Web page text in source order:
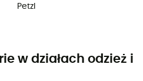
Petzl
w działach odzież i